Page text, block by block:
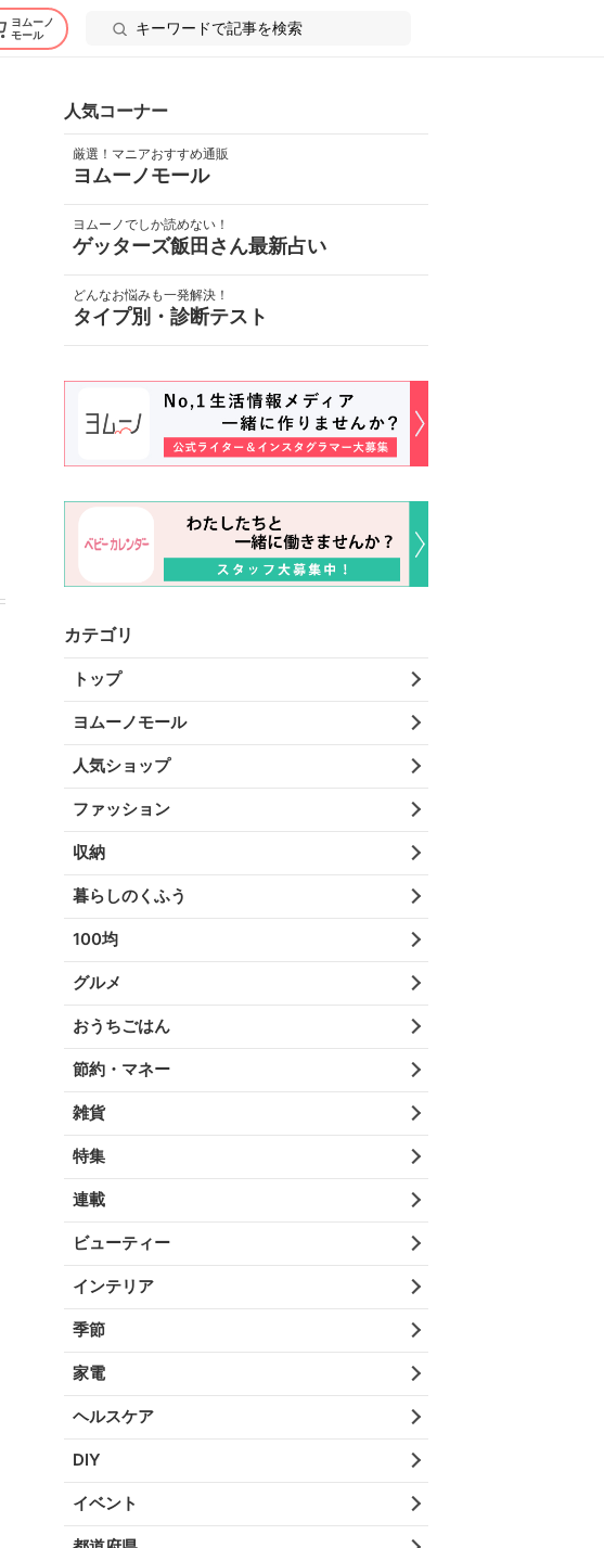
ヨムーノ
モール
人気コーナー
厳選！マニアおすすめ通販
ヨムーノモール
ヨムーノでしか読めない！
ゲッターズ飯田さん最新占い
どんなお悩みも一発解決！
タイプ別・診断テスト
カテゴリ
トップ
ヨムーノモール
人気ショップ
ファッション
収納
暮らしのくふう
100均
グルメ
おうちごはん
節約・マネー
雑貨
特集
連載
ビューティー
インテリア
季節
家電
ヘルスケア
DIY
イベント